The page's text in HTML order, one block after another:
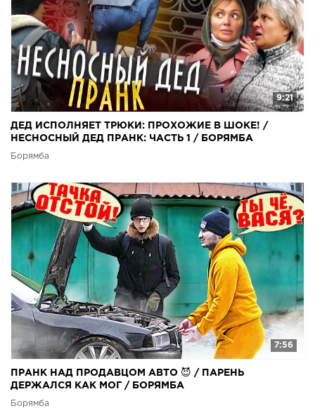
9:21
ДЕД ИСПОЛНЯЕТ ТРЮКИ: ПРОХОЖИЕ В ШОКЕ! /
НЕСНОСНЫЙ ДЕД ПРАНК: ЧАСТЬ 1 / БОРЯМБА
Борямба
7:56
ПРАНК НАД ПРОДАВЦОМ АВТО 😈 / ПАРЕНЬ
ДЕРЖАЛСЯ КАК МОГ / БОРЯМБА
Борямба